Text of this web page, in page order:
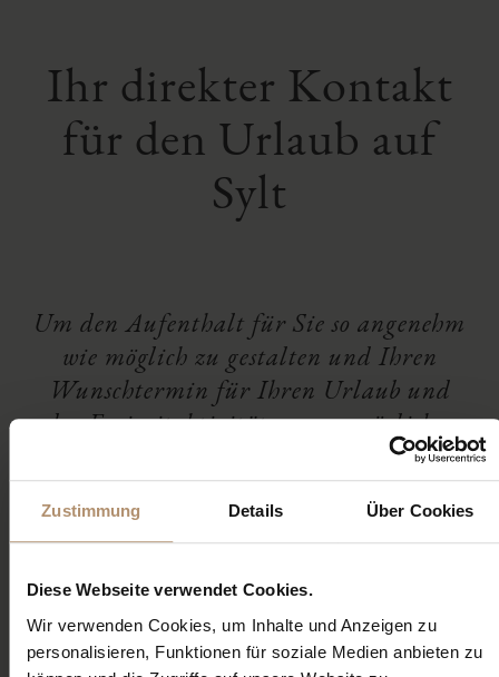
Zustimmung Details Über Cookies
Diese Webseite verwendet Cookies.
Wir verwenden Cookies, um Inhalte und Anzeigen zu
personalisieren, Funktionen für soziale Medien anbieten zu
Ihr direkter Kontakt
für den Urlaub auf
Sylt
Um den Aufenthalt für Sie so angenehm
wie möglich zu gestalten und Ihren
Wunschtermin für Ihren Urlaub und
oder Freizeitaktivitäten zu ermöglichen,
senden Sie uns gerne Ihre unverbindliche
Anfrage für Ihre Reservierung oder
kontaktieren Sie uns unter:
04651 460 66 0oderinfo@severins-
sylt.de